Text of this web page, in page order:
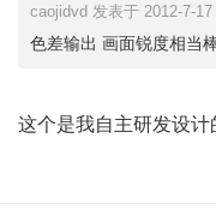
caojidvd 发表于 2012-7-
色差输出 画面锐度相当
这个是我自主研发设计